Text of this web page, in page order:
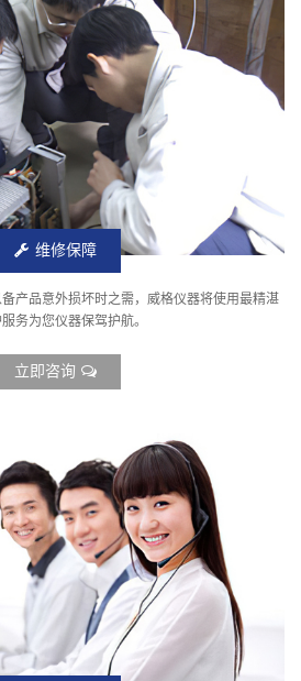
维修保障
产品意外损坏时之需，威格仪器将使用最精湛
务为您仪器保驾护航。
立即咨询